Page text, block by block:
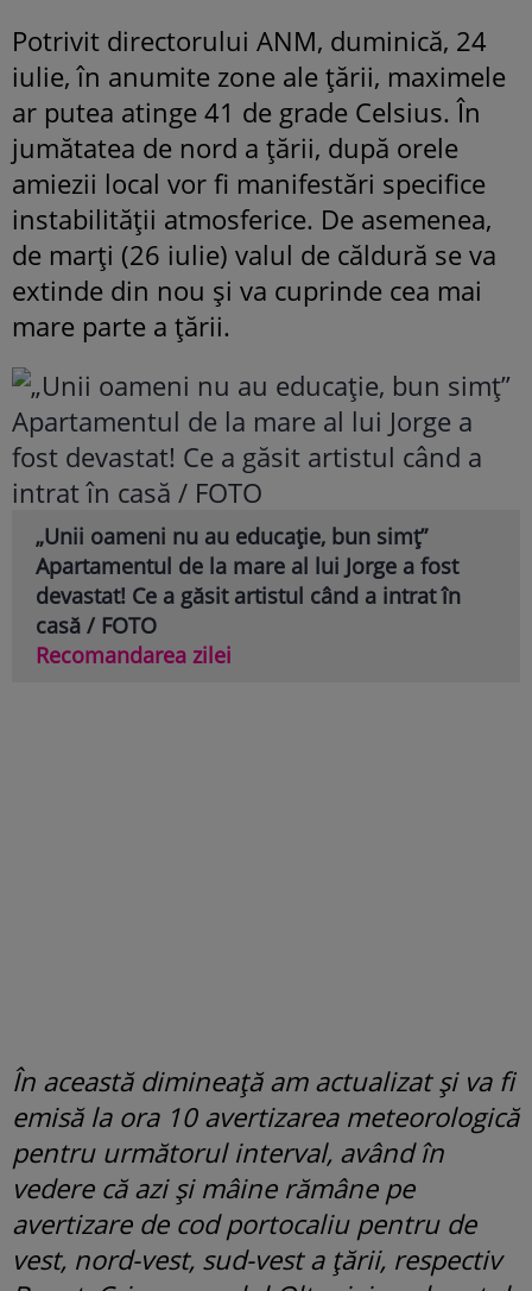
Potrivit directorului ANM, duminică, 24
iulie, în anumite zone ale țării, maximele
ar putea atinge 41 de grade Celsius. În
jumătatea de nord a ţării, după orele
amiezii local vor fi manifestări specifice
instabilităţii atmosferice. De asemenea,
de marţi (26 iulie) valul de căldură se va
extinde din nou şi va cuprinde cea mai
mare parte a ţării.
„Unii oameni nu au educație, bun simț”
Apartamentul de la mare al lui Jorge a fost
devastat! Ce a găsit artistul când a intrat în
casă / FOTO
Recomandarea zilei
În această dimineață am actualizat și va fi
emisă la ora 10 avertizarea meteorologică
pentru următorul interval, având în
vedere că azi și mâine rămâne pe
avertizare de cod portocaliu pentru de
vest, nord-vest, sud-vest a țării, respectiv